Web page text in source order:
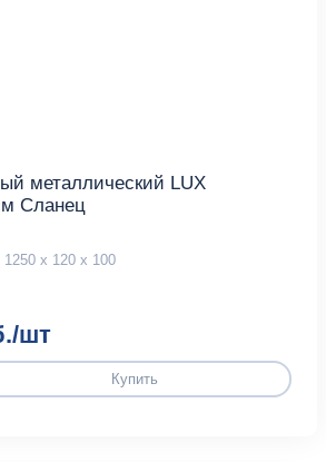
металлический LUX
Сланец
1250 х 120 х 100
шт
Купить